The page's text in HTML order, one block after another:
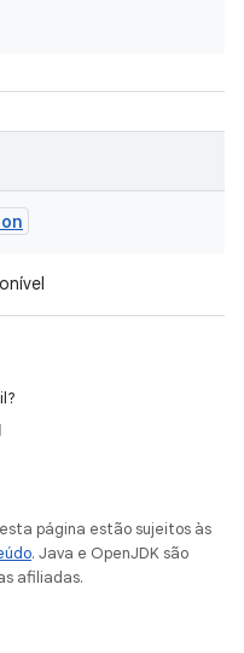
página estão sujeitos às
. Java e OpenJDK são
afiliadas.